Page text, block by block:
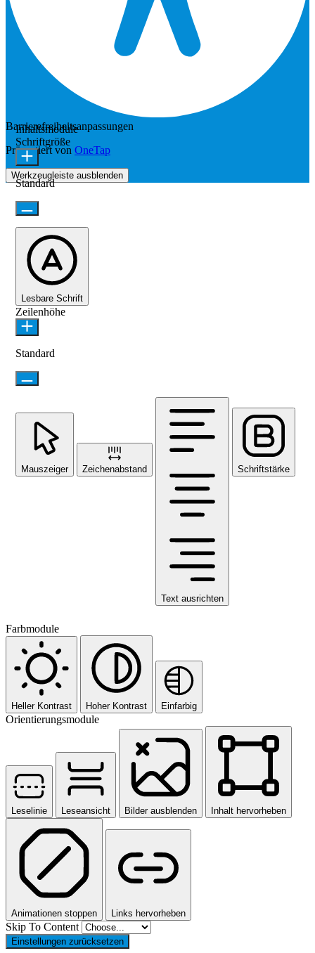
Barrierefreiheitsanpassungen
Präsentiert von OneTap
Werkzeugleiste ausblenden
Inhaltsmodule
Schriftgröße
Standard
Lesbare Schrift
Zeilenhöhe
Standard
Mauszeiger Zeichenabstand
Text ausrichten
Schriftstärke
Farbmodule
Heller Kontrast Hoher Kontrast Einfarbig
Orientierungsmodule
Leselinie Leseansicht Bilder ausblenden Inhalt hervorheben
Animationen stoppen Links hervorheben
Skip To Content
Einstellungen zurücksetzen